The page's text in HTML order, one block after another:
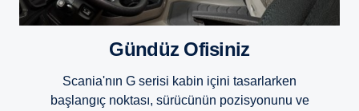
Gündüz Ofisiniz
Scania'nın G serisi kabin içini tasarlarken
başlangıç noktası, sürücünün pozisyonunu ve